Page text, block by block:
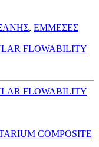
, ΕΜΜΕΣΕΣ
FLOWABILITY
FLOWABILITY